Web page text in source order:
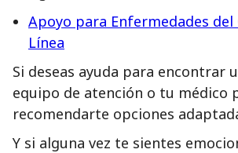
Apoyo para Enfermedades del
Línea
Si deseas ayuda para encontrar
equipo de atención o tu médico
recomendarte opciones
Y si alguna vez te sientes